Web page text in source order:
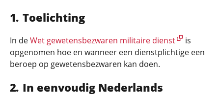
Toelichting
In deWet gewetensbezwaren militaire dienst
is
opgenomen hoe en wanneer een dienstplichtige een
beroep op gewetensbezwaren kan doen.
In eenvoudig Nederlands